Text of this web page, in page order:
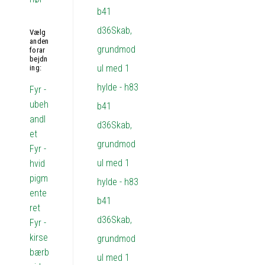
Vælg
anden
forar
bejdn
ing:
Fyr -
ubeh
andl
et
Fyr -
hvid
pigm
ente
ret
Fyr -
kirse
bærb